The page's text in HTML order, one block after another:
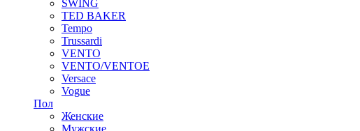
SWING
TED BAKER
Tempo
Trussardi
VENTO
VENTO/VENTOE
Versace
Vogue
Пол
Женские
Мужские